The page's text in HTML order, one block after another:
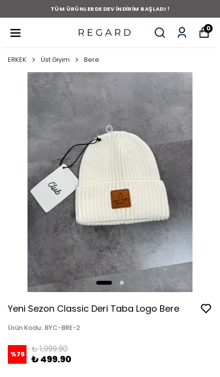
TÜM ÜRÜNLERDE DEV İNDİRİM BAŞLADI !
0
ERKEK Üst Giyim Bere
Yeni Sezon Classic Deri Taba Logo Bere
Ürün Kodu: BYC-BRE-2
%75 ₺ 1,999.90
₺ 499.90